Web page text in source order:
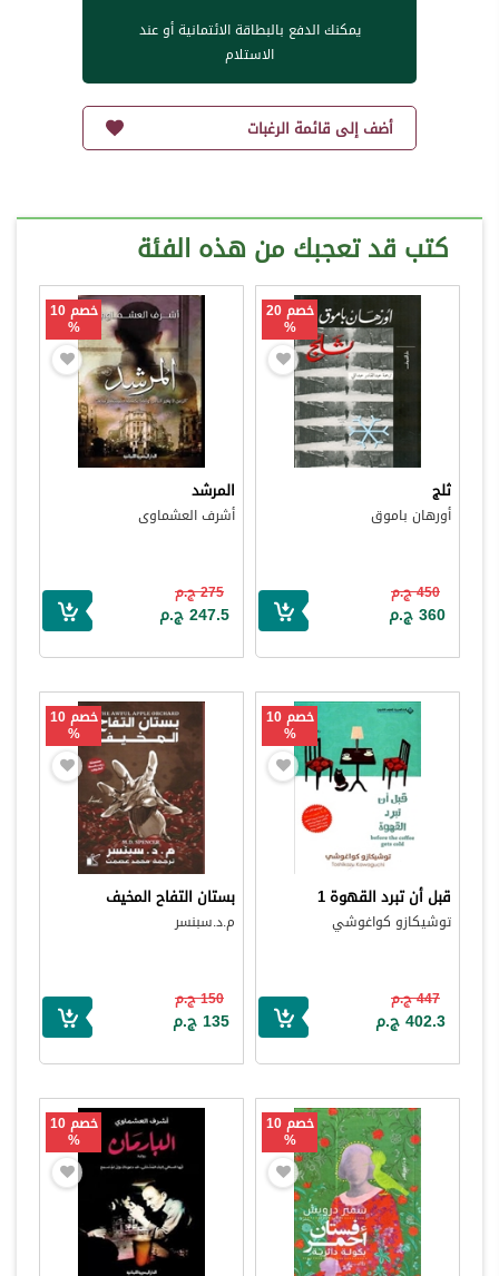
يمكنك الدفع بالبطاقة الائتمانية أو عند
الاستلام
أضف إلى قائمة الرغبات
كتب قد تعجبك من هذه الفئة
خصم 20
%
ثلج
أورهان باموق
450 ج.م
360 ج.م
خصم 10
%
المرشد
أشرف العشماوى
275 ج.م
247.5 ج.م
خصم 10
%
قبل أن تبرد القهوة 1
توشيكازو كواغوشي
447 ج.م
402.3 ج.م
خصم 10
%
بستان التفاح المخيف
م.د.سبنسر
150 ج.م
135 ج.م
خصم 10
%
خصم 10
%